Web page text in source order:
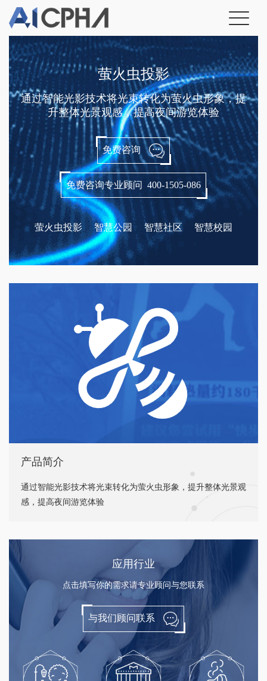
萤火虫投影
通过智能光影技术将光束转化为萤火虫形象，提
升整体光景观感，提高夜间游览体验
免费咨询
免费咨询专业顾问 400-1505-086
萤火虫投影 智慧公园 智慧社区 智慧校园
产品简介
通过智能光影技术将光束转化为萤火虫形象，提升整体光景观
感，提高夜间游览体验
应用行业
点击填写你的需求请专业顾问与您联系
与我们顾问联系